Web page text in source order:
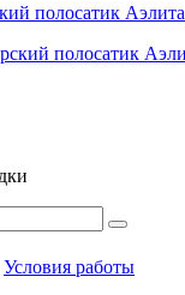
полосатик Аэлита
Условия работы